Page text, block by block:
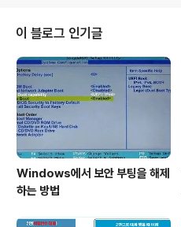
이 블로그 인기글
Windows에서 보안 부팅을 해제
하는 방법